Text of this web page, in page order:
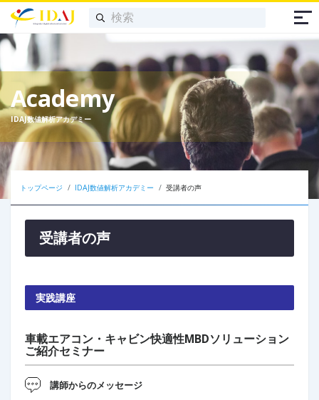
Academy
IDAJ数値解析アカデミー
トップページ IDAJ数値解析アカデミー 受講者の声
受講者の声
実践講座
車載エアコン・キャビン快適性MBDソリューション
ご紹介セミナー
講師からのメッセージ